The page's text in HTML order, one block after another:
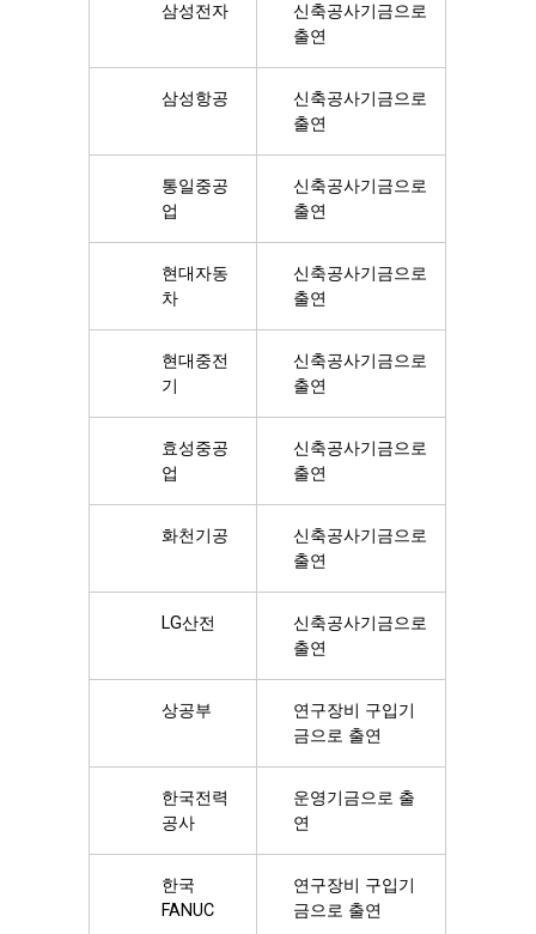
삼성전자
신축공사기금으로
출연
삼성항공
신축공사기금으로
출연
통일중공
업
신축공사기금으로
출연
현대자동
차
신축공사기금으로
출연
현대중전
기
신축공사기금으로
출연
효성중공
업
신축공사기금으로
출연
화천기공
신축공사기금으로
출연
LG산전
신축공사기금으로
출연
상공부
연구장비 구입기
금으로 출연
한국전력
공사
운영기금으로 출
연
한국
FANUC
연구장비 구입기
금으로 출연